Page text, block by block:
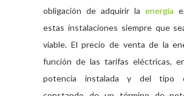
obligación de adquirir laenergía
estas instalaciones siempre que
viable. El precio de venta de la
función de las tarifas eléctricas,
potencia instalada y del tipo